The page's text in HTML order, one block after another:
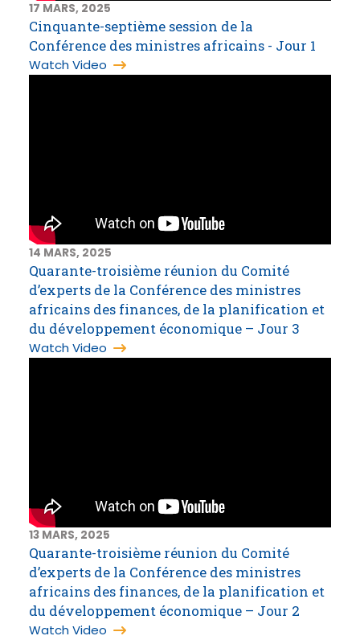
17 MARS, 2025
Cinquante-septième session de la
Conférence des ministres africains - Jour 1
Watch Video
14 MARS, 2025
Quarante-troisième réunion du Comité
d’experts de la Conférence des ministres
africains des finances, de la planification et
du développement économique – Jour 3
Watch Video
13 MARS, 2025
Quarante-troisième réunion du Comité
d’experts de la Conférence des ministres
africains des finances, de la planification et
du développement économique – Jour 2
Watch Video